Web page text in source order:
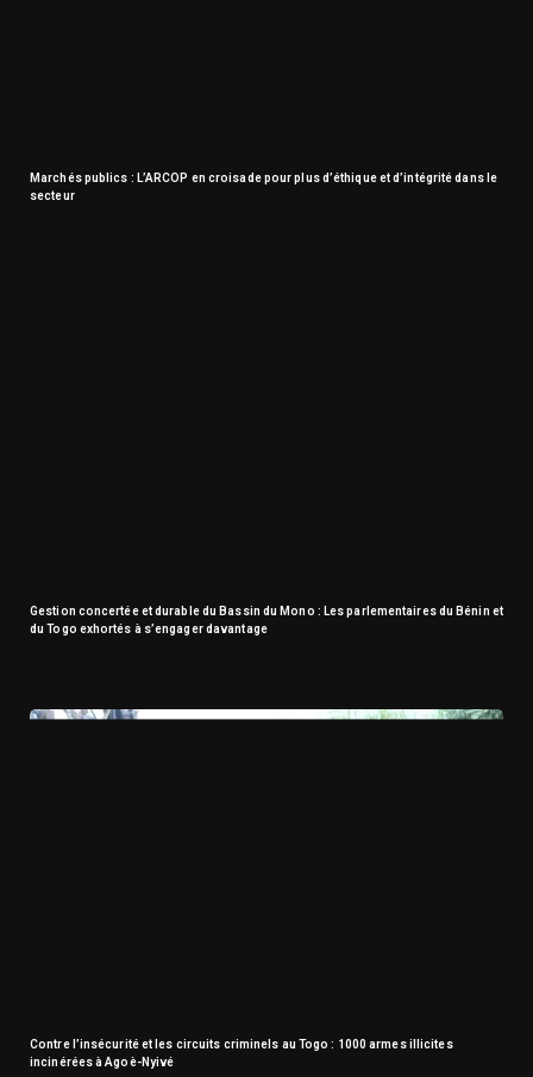
Marchés publics : L’ARCOP en croisade pour plus d’éthique et d’intégrité dans le
secteur
Gestion concertée et durable du Bassin du Mono : Les parlementaires du Bénin et
du Togo exhortés à s’engager davantage
Contre l’insécurité et les circuits criminels au Togo : 1000 armes illicites
incinérées à Agoè-Nyivé